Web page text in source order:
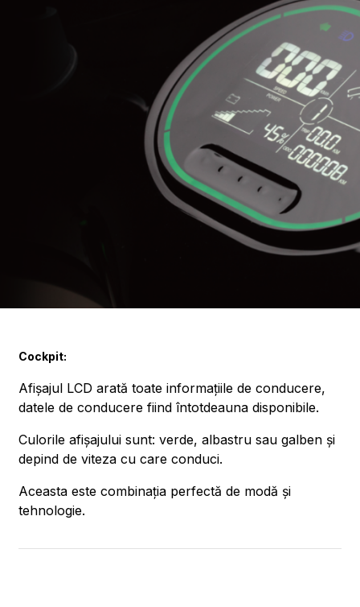
Cockpit:
Afișajul LCD arată toate informațiile de conducere,
datele de conducere fiind întotdeauna disponibile.
Culorile afișajului sunt: verde, albastru sau galben și
depind de viteza cu care conduci.
Aceasta este combinația perfectă de modă și
tehnologie.